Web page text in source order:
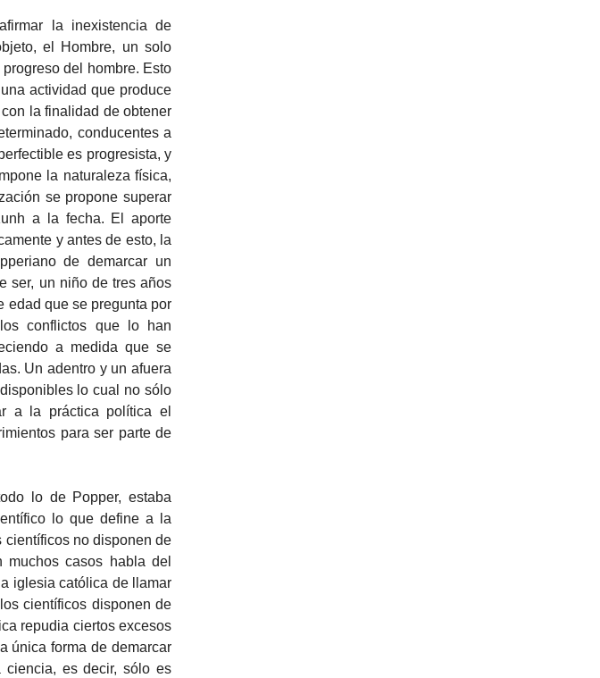
la inexistencia de
el Hombre, un solo
del hombre. Esto
actividad que produce
la finalidad de obtener
conducentes a
es progresista, y
la naturaleza física,
se propone superar
a la fecha. El aporte
y antes de esto, la
de demarcar un
ser, un niño de tres años
edad que se pregunta por
conflictos que lo han
a medida que se
Un adentro y un afuera
lo cual no sólo
a la práctica política el
para ser parte de
lo de Popper, estaba
lo que define a la
no disponen de
muchos casos habla del
iglesia católica de llamar
científicos disponen de
repudia ciertos excesos
única forma de demarcar
es decir, sólo es